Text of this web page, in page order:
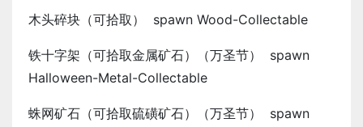
木头碎块（可拾取） spawn Wood-Collectable
铁十字架（可拾取金属矿石）（万圣节） spawn
Halloween-Metal-Collectable
蛛网矿石（可拾取硫磺矿石）（万圣节） spawn